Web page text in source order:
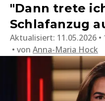
"Dann trete
Schlafanzug
Aktualisiert: 11.05.2026
von Anna-Maria Hock